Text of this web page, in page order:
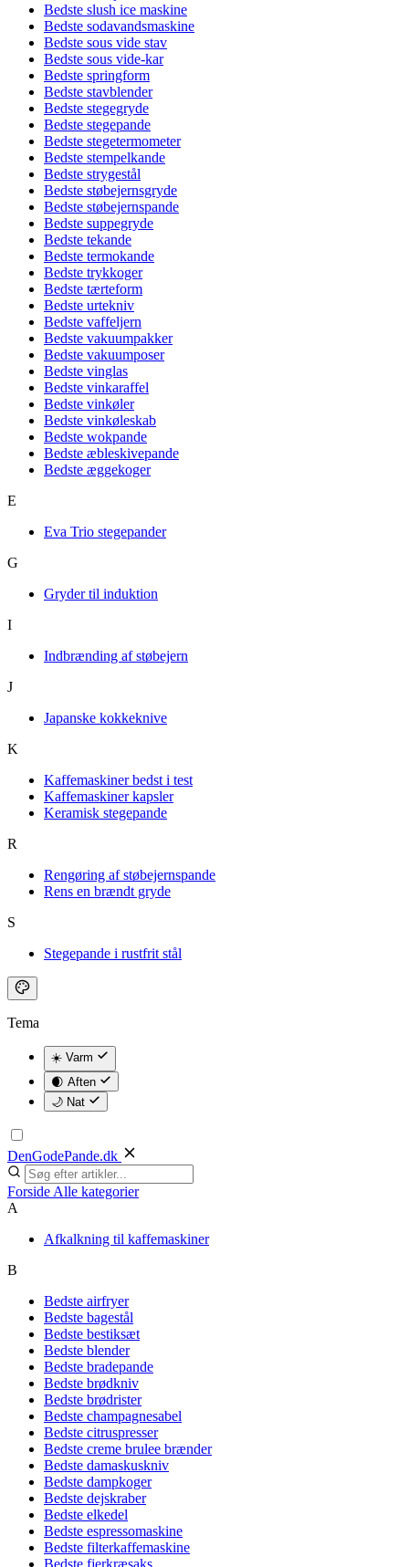
Bedste slush ice maskine
Bedste sodavandsmaskine
Bedste sous vide stav
Bedste sous vide-kar
Bedste springform
Bedste stavblender
Bedste stegegryde
Bedste stegepande
Bedste stegetermometer
Bedste stempelkande
Bedste strygestål
Bedste støbejernsgryde
Bedste støbejernspande
Bedste suppegryde
Bedste tekande
Bedste termokande
Bedste trykkoger
Bedste tærteform
Bedste urtekniv
Bedste vaffeljern
Bedste vakuumpakker
Bedste vakuumposer
Bedste vinglas
Bedste vinkaraffel
Bedste vinkøler
Bedste vinkøleskab
Bedste wokpande
Bedste æbleskivepande
Bedste æggekoger
E
Eva Trio stegepander
G
Gryder til induktion
I
Indbrænding af støbejern
J
Japanske kokkeknive
K
Kaffemaskiner bedst i test
Kaffemaskiner kapsler
Keramisk stegepande
R
Rengøring af støbejernspande
Rens en brændt gryde
S
Stegepande i rustfrit stål
Tema
☀️ Varm
🌒 Aften
🌙 Nat
DenGodePande.dk
Forside Alle kategorier
A
Afkalkning til kaffemaskiner
B
Bedste airfryer
Bedste bagestål
Bedste bestiksæt
Bedste blender
Bedste bradepande
Bedste brødkniv
Bedste brødrister
Bedste champagnesabel
Bedste citruspresser
Bedste creme brulee brænder
Bedste damaskuskniv
Bedste dampkoger
Bedste dejskraber
Bedste elkedel
Bedste espressomaskine
Bedste filterkaffemaskine
Bedste fjerkræsaks